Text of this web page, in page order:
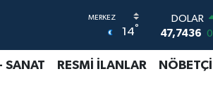
14°
DOLAR
47,7436
EURO
55,2510
SANAT RESMİ İLANLAR